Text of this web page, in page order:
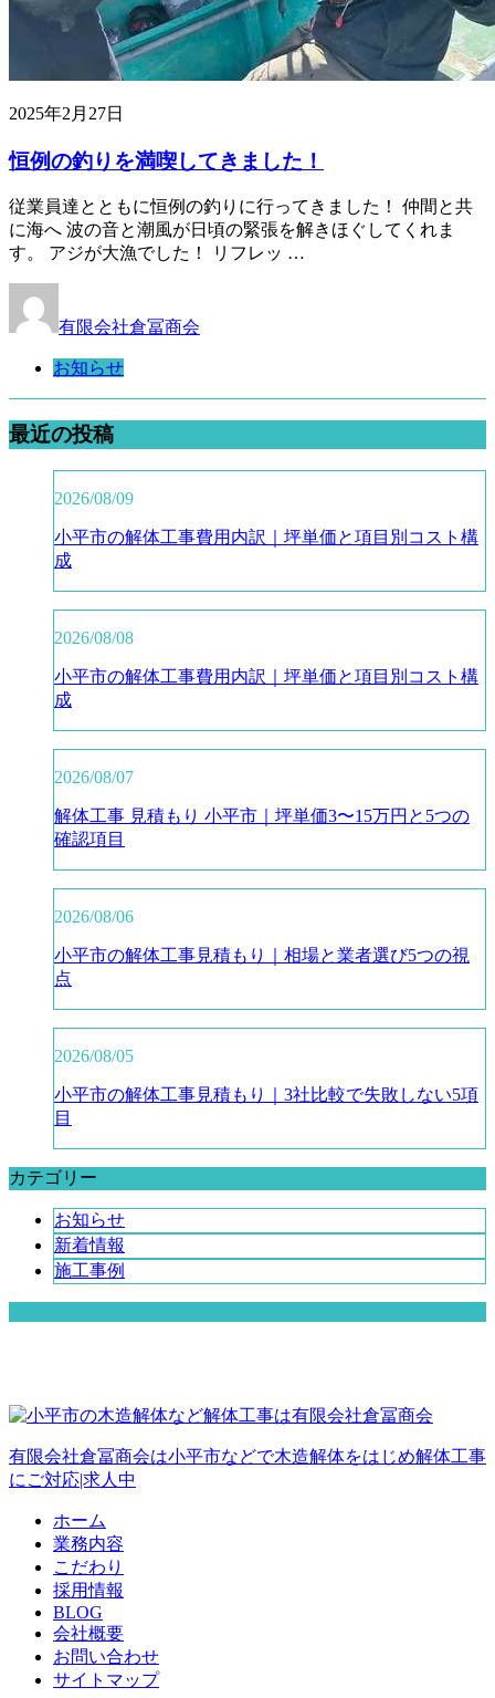
2025年2月27日
恒例の釣りを満喫してきました！
従業員達とともに恒例の釣りに行ってきました！ 仲間と共
に海へ 波の音と潮風が日頃の緊張を解きほぐしてくれま
す。 アジが大漁でした！ リフレッ …
有限会社倉冨商会
お知らせ
最近の投稿
2026/08/09
小平市の解体工事費用内訳｜坪単価と項目別コスト構
成
2026/08/08
小平市の解体工事費用内訳｜坪単価と項目別コスト構
成
2026/08/07
解体工事 見積もり 小平市｜坪単価3〜15万円と5つの
確認項目
2026/08/06
小平市の解体工事見積もり｜相場と業者選び5つの視
点
2026/08/05
小平市の解体工事見積もり｜3社比較で失敗しない5項
目
カテゴリー
お知らせ
新着情報
施工事例
有限会社倉冨商会は小平市などで木造解体をはじめ解体工事
にご対応|求人中
ホーム
業務内容
こだわり
採用情報
BLOG
会社概要
お問い合わせ
サイトマップ